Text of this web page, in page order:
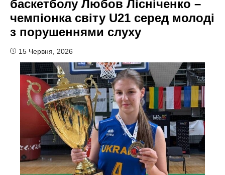
баскетболу Любов Лісніченко –
чемпіонка світу U21 серед молоді
з порушеннями слуху
15 Червня, 2026